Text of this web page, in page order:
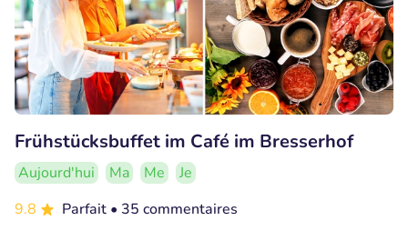
Frühstücksbuffet im Café im Bresserhof
Aujourd'hui Ma Me
Je
9.8
Parfait • 35 commentaires